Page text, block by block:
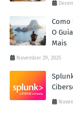
Como
O
Mais
November 29, 2025